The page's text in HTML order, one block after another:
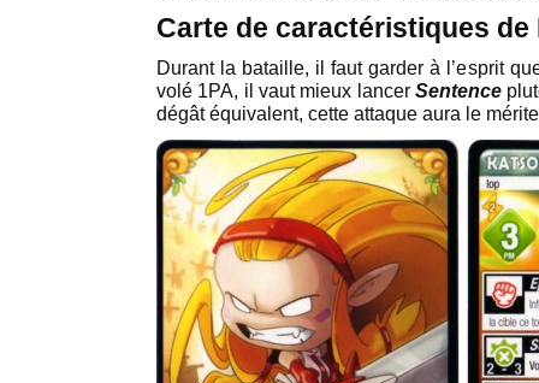
Carte de caractéristiques de
Durant la bataille, il faut garder à l’esprit
volé 1PA, il vaut mieux lancer Sentence
dégât équivalent, cette attaque aura le